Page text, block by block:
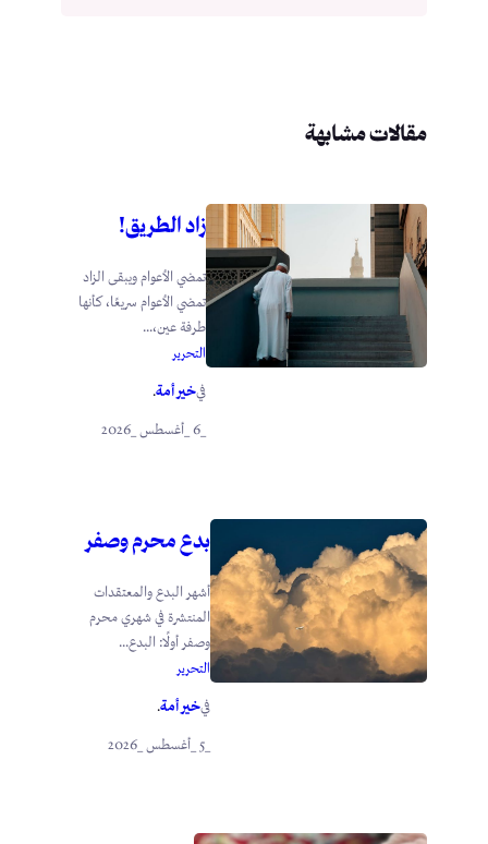
مقالات مشابهة
زاد الطريق!
تمضي الأعوام ويبقى الزاد
تمضي الأعوام سريعًا، كأنها
طرفة عين،...
التحرير
فيخير أمة.
بدع محرم وصفر
أشهر البدع والمعتقدات
المنتشرة في شهري محرم
وصفر أولًا: البدع...
التحرير
فيخير أمة.
_5 _أغسطس _2026